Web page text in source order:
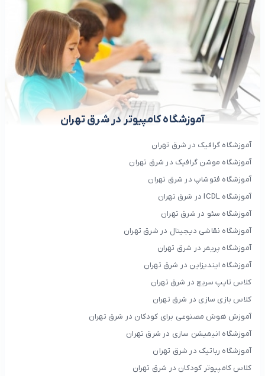
آموزشگاه کامپیوتر در شرق تهران
آموزشگاه گرافیک در شرق تهران
آموزشگاه موشن گرافیک در شرق تهران
آموزشگاه فتوشاپ در شرق تهران
آموزشگاه ICDL در شرق تهران
آموزشگاه سئو در شرق تهران
آموزشگاه نقاشی دیجیتال در شرق تهران
آموزشگاه پریمر در شرق تهران
آموزشگاه ایندیزاین در شرق تهران
کلاس تایپ سریع در شرق تهران
کلاس بازی سازی در شرق تهران
آموزش هوش مصنوعی برای کودکان در شرق تهران
آموزشگاه انیمیشن سازی در شرق تهران
آموزشگاه رباتیک در شرق تهران
کلاس کامپیوتر کودکان در شرق تهران